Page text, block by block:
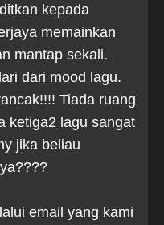
kepada
memainkan
mantap sekali.
dari mood lagu.
Tiada ruang
ketiga2 lagu sangat
jika beliau
email yang kami